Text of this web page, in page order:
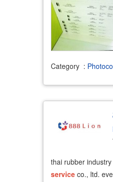
Category :
thai rubber industry
service co., ltd.